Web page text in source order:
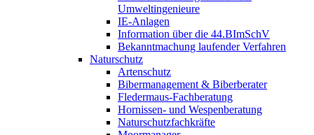
Umweltingenieure
IE-Anlagen
Information über die 44.BImSchV
Bekanntmachung laufender Verfahren
Naturschutz
Artenschutz
Bibermanagement & Biberberater
Fledermaus-Fachberatung
Hornissen- und Wespenberatung
Naturschutzfachkräfte